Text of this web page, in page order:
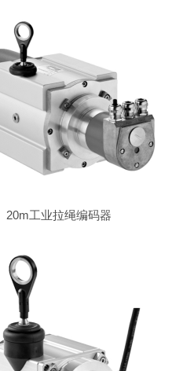
20m工业拉绳编码器